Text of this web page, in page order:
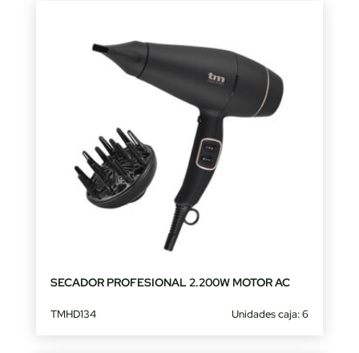
SECADOR PROFESIONAL 2.200W MOTOR AC
TMHD134 Unidades caja: 6